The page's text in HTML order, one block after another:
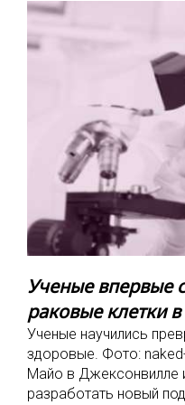
Ученые впервые
раковые клетки
Ученые научились
здоровые. Фото:
Майо в Джексонвилле
разработать новый